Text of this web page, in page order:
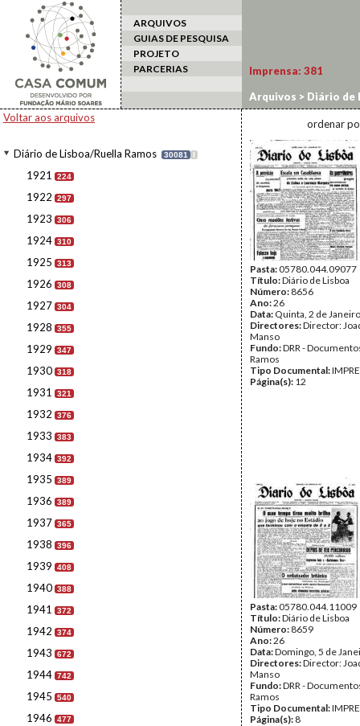
ARQUIVOS
GUIAS DE PESQUISA
PROJETO
PARCERIAS
Voltar aos arquivos
Diário de Lisboa/Ruella Ramos 30081 I
1921 224
1922 297
1923 306
1924 310
1925 313
1926 308
1927 304
1928 355
1929 347
1930 318
1931 321
1932 376
1933 383
1934 392
1935 389
1936 389
1937 365
1938 396
1939 408
1940 388
1941 372
1942 374
1943 672
1944 742
1945 540
1946 477
Imprensa: 381
Arquivos > Diário de
ordenar
Pasta:05780.044.09077
Título:Diário de Lisboa
Número: 8656
Ano:26
Data: Quinta, 2 de
Directores:Director:
Manso
Fundo:DRR -
Ramos
Tipo Documental:
Página(s): 12
Pasta:05780.044.11009
Título:Diário de Lisboa
Número: 8659
Ano:26
Data:Domingo, 5 de
Directores:Director:
Manso
Fundo:DRR -
Ramos
Tipo Documental:
Página(s): 8